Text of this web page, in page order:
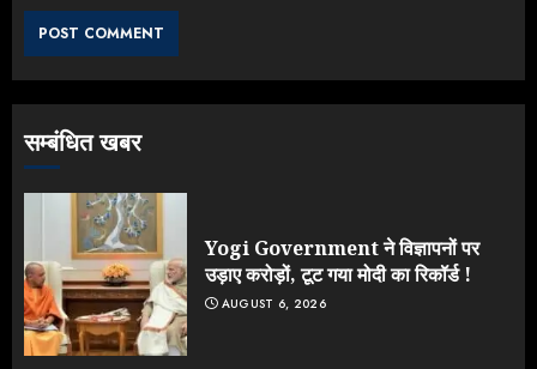
सम्बंधित खबर
Yogi Government ने विज्ञापनों पर
उड़ाए करोड़ों, टूट गया मोदी का रिकॉर्ड !
AUGUST 6, 2026
4